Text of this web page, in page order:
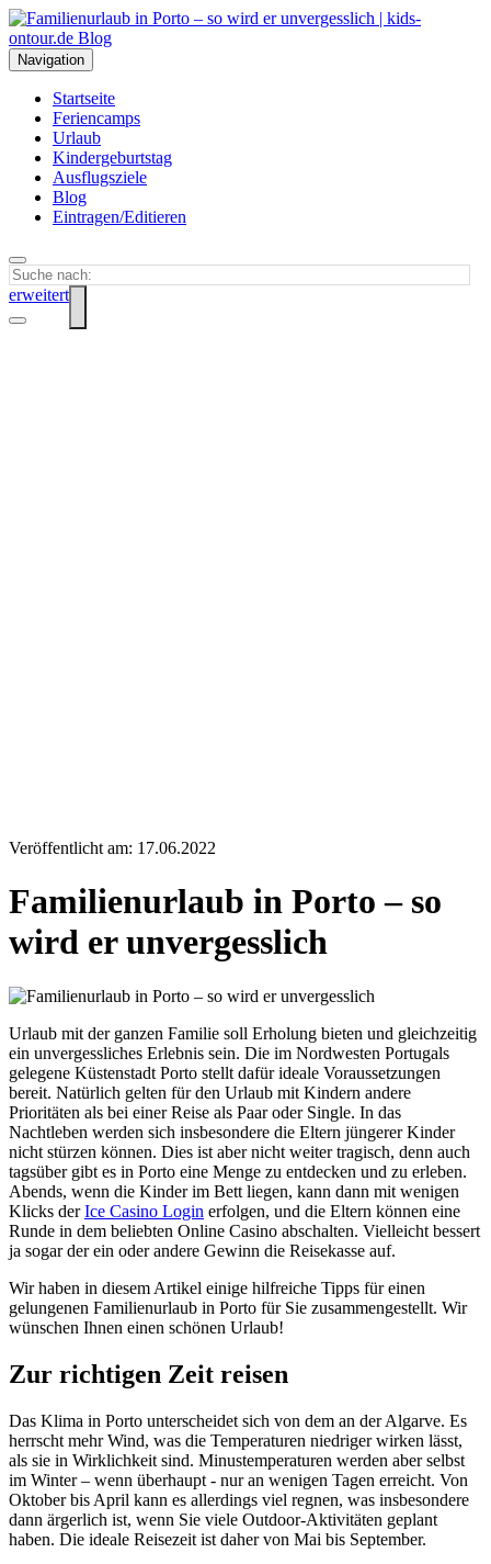
Navigation
Startseite
Feriencamps
Urlaub
Kindergeburtstag
Ausflugsziele
Blog
Eintragen/Editieren
erweitert
Veröffentlicht am: 17.06.2022
Familienurlaub in Porto – so
wird er unvergesslich
Urlaub mit der ganzen Familie soll Erholung bieten und gleichzeitig
ein unvergessliches Erlebnis sein. Die im Nordwesten Portugals
gelegene Küstenstadt Porto stellt dafür ideale Voraussetzungen
bereit. Natürlich gelten für den Urlaub mit Kindern andere
Prioritäten als bei einer Reise als Paar oder Single. In das
Nachtleben werden sich insbesondere die Eltern jüngerer Kinder
nicht stürzen können. Dies ist aber nicht weiter tragisch, denn auch
tagsüber gibt es in Porto eine Menge zu entdecken und zu erleben.
Abends, wenn die Kinder im Bett liegen, kann dann mit wenigen
Klicks derIce Casino Login erfolgen, und die Eltern können eine
Runde in dem beliebten Online Casino abschalten. Vielleicht bessert
ja sogar der ein oder andere Gewinn die Reisekasse auf.
Wir haben in diesem Artikel einige hilfreiche Tipps für einen
gelungenen Familienurlaub in Porto für Sie zusammengestellt. Wir
wünschen Ihnen einen schönen Urlaub!
Zur richtigen Zeit reisen
Das Klima in Porto unterscheidet sich von dem an der Algarve. Es
herrscht mehr Wind, was die Temperaturen niedriger wirken lässt,
als sie in Wirklichkeit sind. Minustemperaturen werden aber selbst
im Winter – wenn überhaupt - nur an wenigen Tagen erreicht. Von
Oktober bis April kann es allerdings viel regnen, was insbesondere
dann ärgerlich ist, wenn Sie viele Outdoor-Aktivitäten geplant
haben. Die ideale Reisezeit ist daher von Mai bis September.